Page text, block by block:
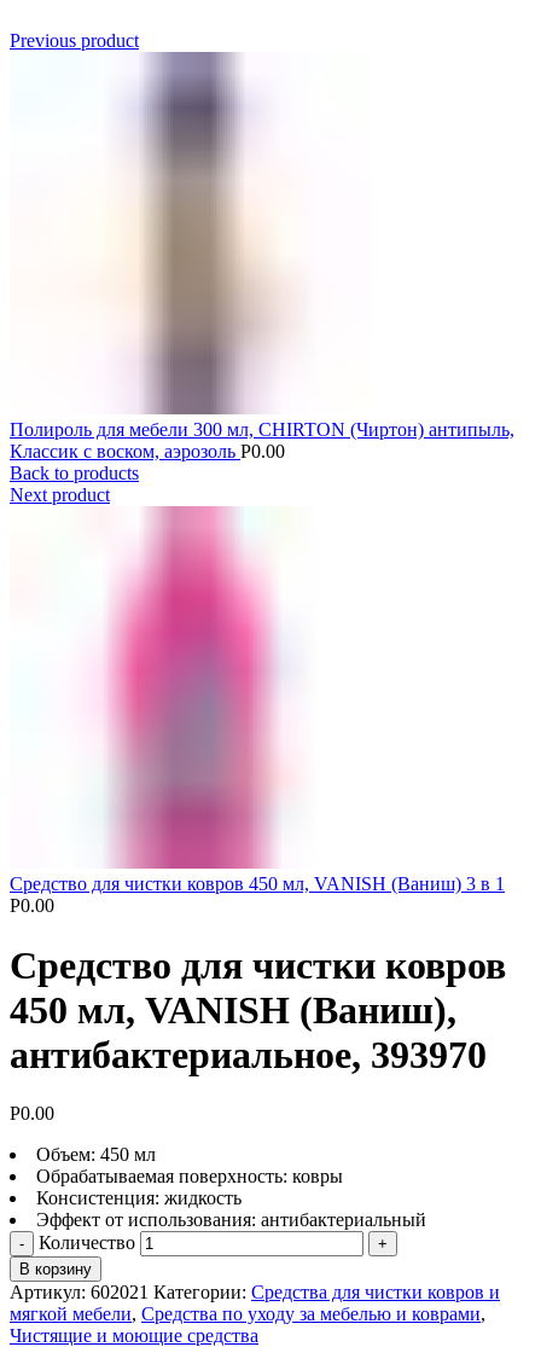
Previous product
Полироль для мебели 300 мл, CHIRTON (Чиртон) антипыль,
Классик с воском, аэрозоль Р0.00
Back to products
Next product
Средство для чистки ковров 450 мл, VANISH (Ваниш) 3 в 1
Р0.00
Средство для чистки ковров
450 мл, VANISH (Ваниш),
антибактериальное, 393970
Р0.00
Объем: 450 мл
Обрабатываемая поверхность: ковры
Консистенция: жидкость
Эффект от использования: антибактериальный
Количество
В корзину
Артикул: 602021 Категории: Средства для чистки ковров и
мягкой мебели, Средства по уходу за мебелью и коврами,
Чистящие и моющие средства